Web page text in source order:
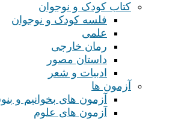
کتاب کودک و نوجوان
فلسه کودک و نوجوان
علمی
رمان خارجی
داستان مصور
ادبیات و شعر
آزمون ها
آزمون های بخوانیم و
آزمون های علوم